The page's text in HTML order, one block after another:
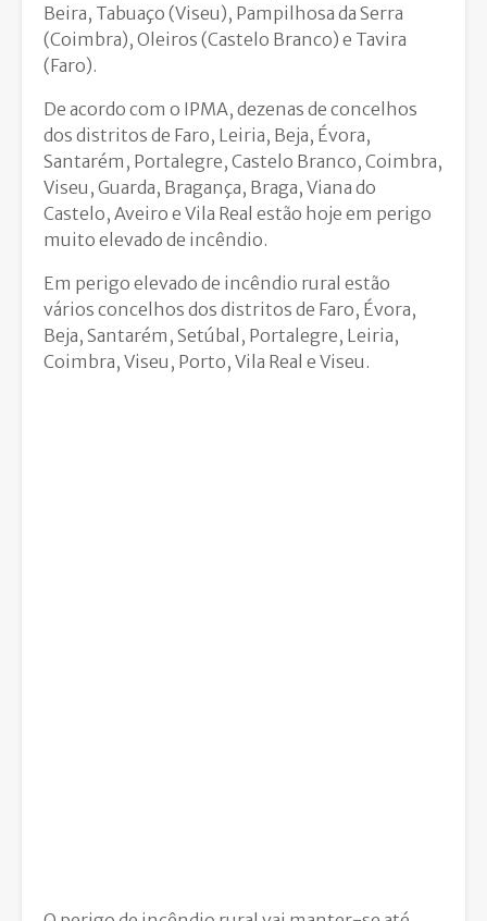
Beira, Tabuaço (Viseu), Pampilhosa da Serra
(Coimbra), Oleiros (Castelo Branco) e Tavira
(Faro).
De acordo com o IPMA, dezenas de concelhos
dos distritos de Faro, Leiria, Beja, Évora,
Santarém, Portalegre, Castelo Branco, Coimbra,
Viseu, Guarda, Bragança, Braga, Viana do
Castelo, Aveiro e Vila Real estão hoje em perigo
muito elevado de incêndio.
Em perigo elevado de incêndio rural estão
vários concelhos dos distritos de Faro, Évora,
Beja, Santarém, Setúbal, Portalegre, Leiria,
Coimbra, Viseu, Porto, Vila Real e Viseu.